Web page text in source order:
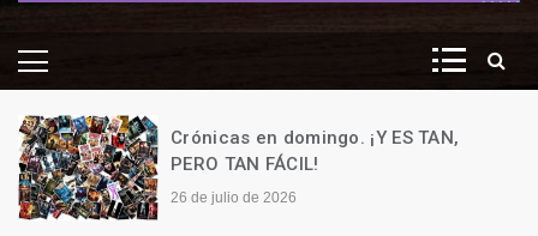
Crónicas en domingo. ¡Y ES TAN,
PERO TAN FÁCIL!
26 de julio de 2026